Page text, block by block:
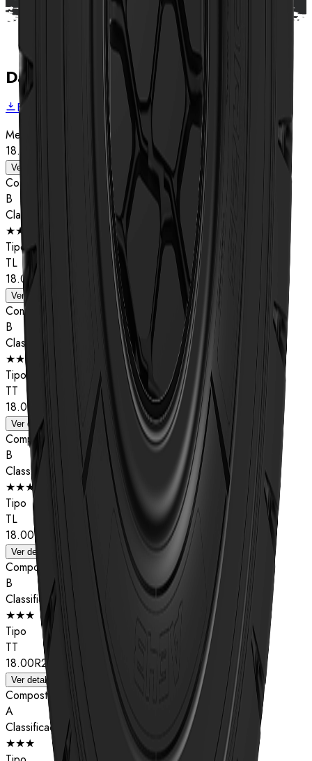
Dados técnicos
Baixar folheto
Medida
18.00R25
Ver detalhes
Composto
B
Classificação de estrelas
★★
Tipo
TL
18.00R25
Ver detalhes
Composto
B
Classificação de estrelas
★★
Tipo
TT
18.00R25
Ver detalhes
Composto
B
Classificação de estrelas
★★★
Tipo
TL
18.00R25
Ver detalhes
Composto
B
Classificação de estrelas
★★★
Tipo
TT
18.00R25
Ver detalhes
Composto
A
Classificação de estrelas
★★★